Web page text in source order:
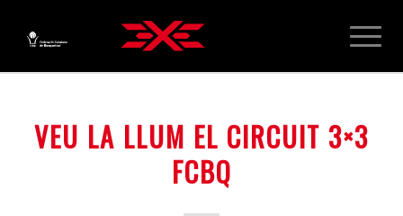
VEU LA LLUM EL CIRCUIT 3×3
FCBQ